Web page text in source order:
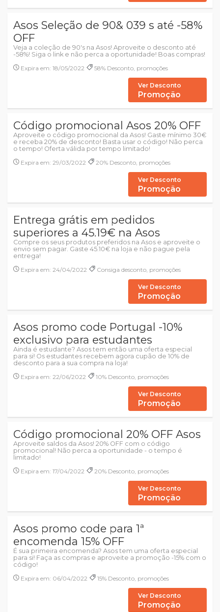
Asos Seleção de 90& 039 s até -58%
OFF
Veja a coleção de 90's na Asos! Aproveite o desconto até
-58%! Siga o link e não perca a oportunidade! Boas compras!
Expira em: 18/05/2022
58% Desconto, promoções
Ver Desconto
Promoção
Código promocional Asos 20% OFF
Aproveite o código promocional da Asos! Gaste mínimo 30€
e receba 20% de desconto! Basta usar o código! Não perca
o tempo! Oferta válida por tempo limitado!
Expira em: 29/03/2022
20% Desconto, promoções
Ver Desconto
Promoção
Entrega grátis em pedidos
superiores a 45.19€ na Asos
Compre os seus produtos preferidos na Asos e aproveite o
envio sem pagar. Gaste 45.10€ na loja e não pague pela
entrega!
Expira em: 24/04/2022
Consiga desconto, promoções
Ver Desconto
Promoção
Asos promo code Portugal -10%
exclusivo para estudantes
Ainda é estudante? Asos tem então uma oferta especial
para si! Os estudantes recebem agora cupão de 10% de
desconto para a sua compra na loja!
Expira em: 22/06/2022
10% Desconto, promoções
Ver Desconto
Promoção
Código promocional 20% OFF Asos
Aproveite saldos da Asos! 20% OFF com o código
promocional! Não perca a oportunidade - o tempo é
limitado!
Expira em: 17/04/2022
20% Desconto, promoções
Ver Desconto
Promoção
Asos promo code para 1ª
encomenda 15% OFF
É sua primeira encomenda? Asos tem uma oferta especial
para si! Faça as compras e aproveite a promoção -15% com o
código!
Expira em: 06/04/2022
15% Desconto, promoções
Ver Desconto
Promoção